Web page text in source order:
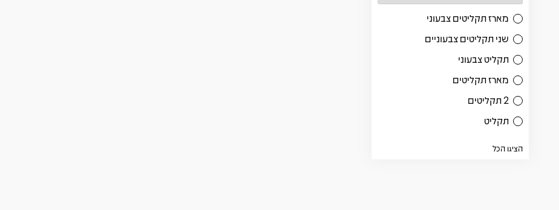
מארז תקליטים צבעוני
שני תקליטים צבעוניים
תקליט צבעוני
מארז תקליטים
2 תקליטים
תקליט
הציגו הכל